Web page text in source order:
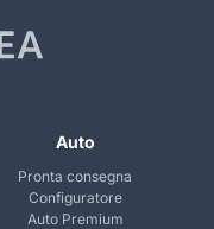
Auto
Pronta consegna
Configuratore
Auto Premium